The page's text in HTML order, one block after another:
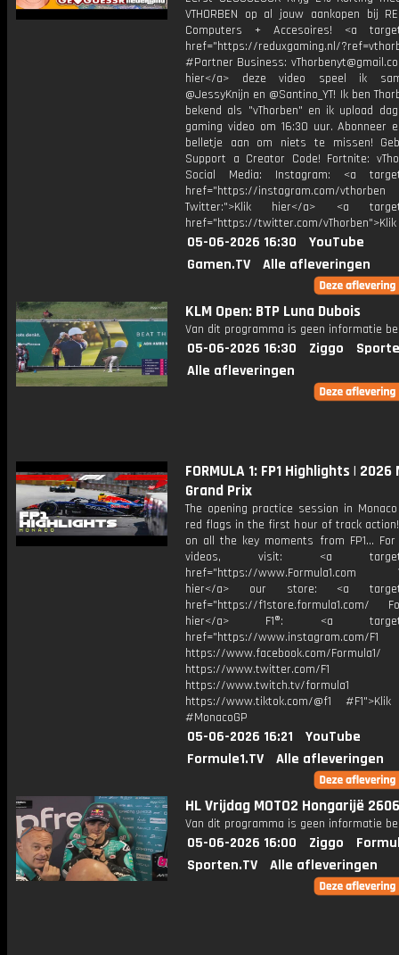
VTHORBEN op al jouw aankopen bij
Computers + Accesoires! <a
href="https://reduxgaming.nl/
#Partner Business:
hier</a> deze video speel ik
@JessyKnijn en @Santino_YT! Ik ben
bekend als "vThorben" en ik upload
gaming video om 16:30 uur. Abonneer
belletje aan om niets te missen!
Support a Creator Code! Fortnite:
Social Media: Instagram: <a
href="https://instagram.com/vthorben
Twitter:">Klik hier</a> <a
href="https://twitter.com/
05-06-2026 16:30
YouTube
Gamen.TV
Alle afleveringen
KLM Open: BTP Luna Dubois
Van dit programma is geen informatie
05-06-2026 16:30 Ziggo
Alle afleveringen
FORMULA 1: FP1 Highlights |
Grand Prix
The opening practice session in
red flags in the first hour of track
on all the key moments from FP1... For
videos, visit: <a
href="https://www.Formula1.com
hier</a> our store: <a
href="https://f1store.formula1.com/
hier</a> F1®: <a
href="https://www.instagram.com/F1
https://www.facebook.com/Formula1/
https://www.twitter.com/F1
https://www.twitch.tv/formula1
https://www.tiktok.com/@f1
#MonacoGP
05-06-2026 16:21
YouTube
Formule1.TV
Alle afleveringen
HL Vrijdag MOTO2 Hongarijë
Van dit programma is geen informatie
05-06-2026 16:00 Ziggo
Sporten.TV
Alle afleveringen